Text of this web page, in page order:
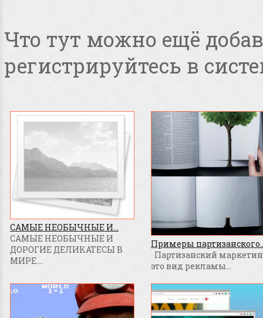
Что тут можно ещё
регистрируйтесь в
САМЫЕ НЕОБЫЧНЫЕ И...
САМЫЕ НЕОБЫЧНЫЕ И
ДОРОГИЕ ДЕЛИКАТЕСЫ В
МИРЕ....
Примеры
Партизанский
это вид рекламы...